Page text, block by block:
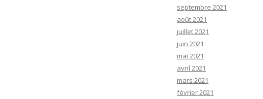
septembre 2021
août 2021
juillet 2021
juin 2021
mai 2021
avril 2021
mars 2021
février 2021